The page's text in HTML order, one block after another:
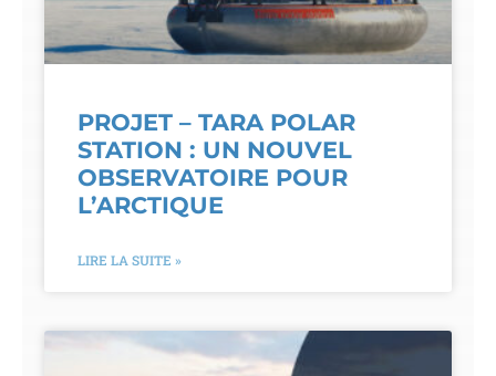
PROJET – TARA POLAR
STATION : UN NOUVEL
OBSERVATOIRE POUR
L’ARCTIQUE
LIRE LA SUITE »